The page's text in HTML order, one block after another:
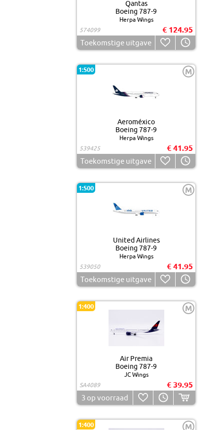
Qantas
Boeing 787-9
Herpa Wings
574099
€ 124.95
Toekomstige uitgave
1:500 M
Aeroméxico
Boeing 787-9
Herpa Wings
539425
€ 41.95
Toekomstige uitgave
1:500 M
United Airlines
Boeing 787-9
Herpa Wings
539050
€ 41.95
Toekomstige uitgave
1:400 M
Air Premia
Boeing 787-9
JC Wings
SA4089
€ 39.95
3 op voorraad
1:400 M